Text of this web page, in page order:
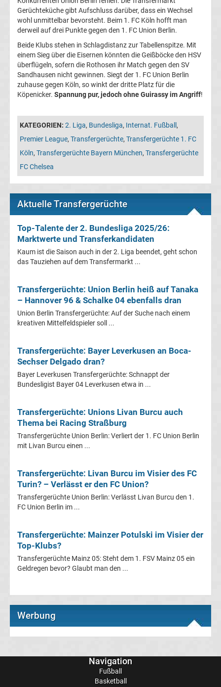
Pokal
Champions
League
Europa
Conference
League
Premier
League
La
Serie
A
Türk.
Süper
Internat.
Fußball
UEFA
Youth
Fußball
WM
EM
Gerüchteküche gibt Aufschluss darüber, dass ein Wechsel
wohl unmittelbar bevorsteht. Beim 1. FC Köln hofft man
derweil auf drei Punkte gegen den 1. FC Union Berlin.
Beide Klubs stehen in Schlagdistanz zur Tabellenspitze. Mit
einem Sieg über die Eisernen könnten die Geißböcke den HSV
überflügeln, sofern die Rothosen ihr Match gegen den SV
Sandhausen nicht gewinnen. Siegt der 1. FC Union Berlin
zuhause gegen Köln, so winkt der dritte Platz für die
Köpenicker. Spannung pur, jedoch ohne Guirassy im Angriff!
KATEGORIEN: 2. Liga, Bundesliga, Internat. Fußball ,
Premier League, Transfergerüchte, Transfergerüchte 1. FC
Köln, Transfergerüchte Bayern München, Transfergerüchte
FC Chelsea
Aktuelle Transfergerüchte
Top-Talente der 2. Bundesliga 2025/26:
Marktwerte und Transferkandidaten
Kaum ist die Saison auch in der 2. Liga beendet, geht schon
das Tauziehen auf dem Transfermarkt ...
Transfergerüchte: Union Berlin heiß auf Tanaka
– Hannover 96 & Schalke 04 ebenfalls dran
Union Berlin Transfergerüchte: Auf der Suche nach einem
kreativen Mittelfeldspieler soll ...
Transfergerüchte: Bayer Leverkusen an Boca-
Sechser Delgado dran?
Bayer Leverkusen Transfergerüchte: Schnappt der
Bundesligist Bayer 04 Leverkusen etwa in ...
Transfergerüchte: Unions Livan Burcu auch
Thema bei Racing Straßburg
Transfergerüchte Union Berlin: Verliert der 1. FC Union Berlin
mit Livan Burcu einen ...
Transfergerüchte: Livan Burcu im Visier des FC
Turin? – Verlässt er den FC Union?
Transfergerüchte Union Berlin: Verlässt Livan Burcu den 1.
FC Union Berlin im ...
Transfergerüchte: Mainzer Potulski im Visier der
Top-Klubs?
Transfergerüchte Mainz 05: Steht dem 1. FSV Mainz 05 ein
Geldregen bevor? Glaubt man den ...
Werbung
Navigation
Fußball
Basketball